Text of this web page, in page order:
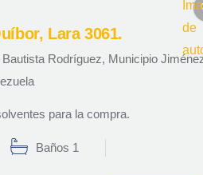
Lara 3061.
Rodríguez, Municipio
para la compra.
Baños 1